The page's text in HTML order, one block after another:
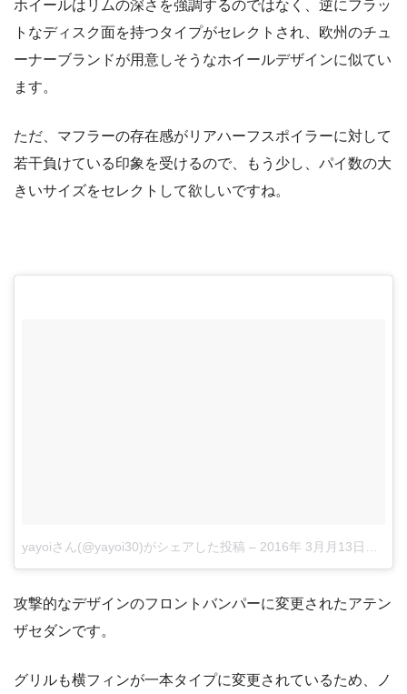
ホイールはリムの深さを強調するのではなく、逆にフラッ
トなディスク面を持つタイプがセレクトされ、欧州のチュ
ーナーブランドが用意しそうなホイールデザインに似てい
ます。
ただ、マフラーの存在感がリアハーフスポイラーに対して
若干負けている印象を受けるので、もう少し、パイ数の大
きいサイズをセレクトして欲しいですね。
yayoiさん(@yayoi30)がシェアした投稿 – 2016年 3月月13日午後5時42分PDT
攻撃的なデザインのフロントバンパーに変更されたアテン
ザセダンです。
グリルも横フィンが一本タイプに変更されているため、ノ